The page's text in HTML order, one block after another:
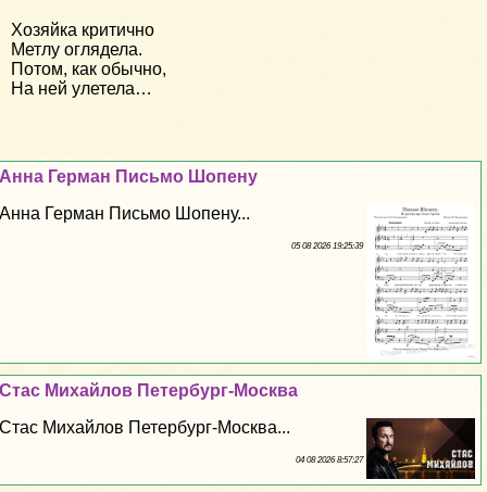
Хозяйка критично
Метлу оглядела.
Потом, как обычно,
На ней улетела…
Анна Герман Письмо Шопену
Анна Герман Письмо Шопену...
05 08 2026 19:25:39
Стас Михайлов Петербург-Москва
Стас Михайлов Петербург-Москва...
04 08 2026 8:57:27